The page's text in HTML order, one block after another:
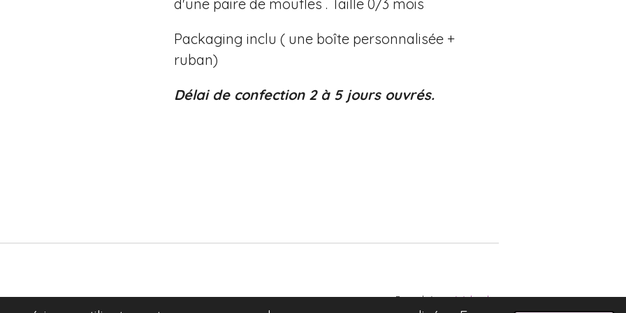
d'une paire de moufles . Taille 0/3 mois
Packaging inclu ( une boîte personnalisée +
ruban)
Délai de confection 2 à 5 jours ouvrés.
Propulsé parWebador